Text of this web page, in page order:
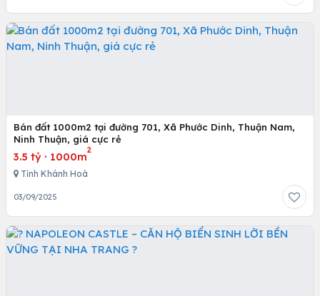
Bán đất 1000m2 tại đường 701, Xã Phước Dinh, Thuận Nam,
Ninh Thuận, giá cực rẻ
3.5 tỷ · 1000m
2
Tỉnh Khánh Hoà
03/09/2025